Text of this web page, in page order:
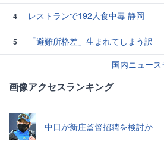
4 レストランで192人食中毒 静岡
5
「避難所格差」生まれてしまう訳
国内ニュー
画像アクセスランキング
中日が新庄監督招聘を検討か